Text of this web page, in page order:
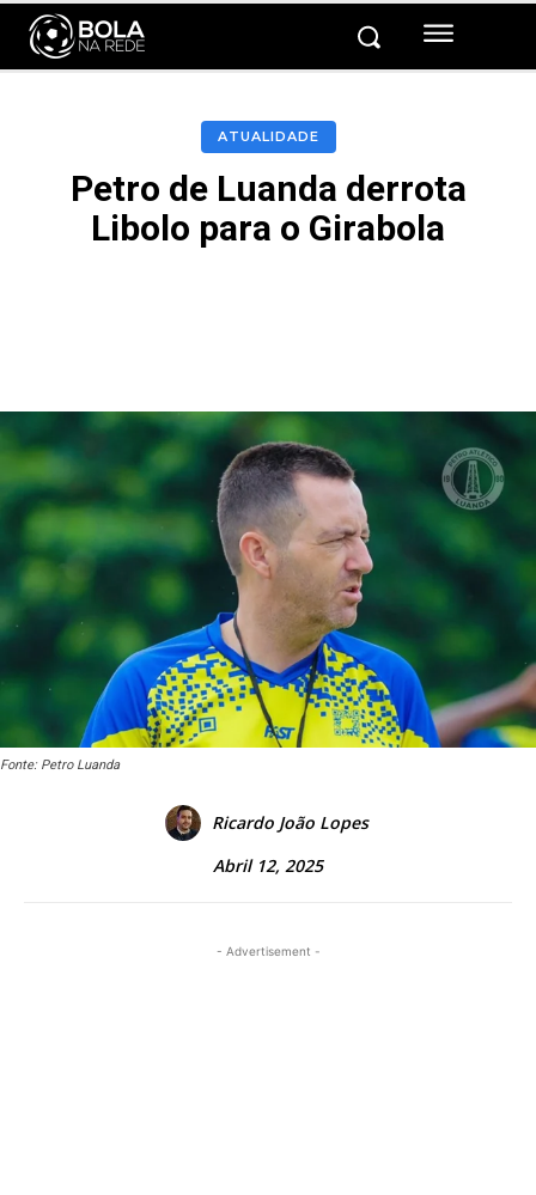
ATUALIDADE
Petro de Luanda derrota
Libolo para o Girabola
Fonte: Petro Luanda
Ricardo João Lopes
Abril 12, 2025
- Advertisement -